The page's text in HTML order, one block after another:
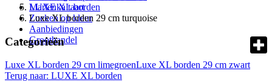
Marlenka taart
Zoeken op kleur
Aanbiedingen
Groothandel
LUXE XL borden
Luxe XL borden 29 cm turquoise
Categorieën
Luxe XL borden 29 cm limegroenLuxe XL borden 29 cm zwart
Terug naar: LUXE XL borden